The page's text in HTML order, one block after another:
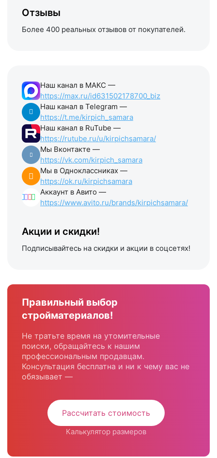
Отзывы
Более 400 реальных отзывов от покупателей.
Наш канал в МАКС —
https://max.ru/id631502178700_biz
Наш канал в Telegram —
https://t.me/kirpich_samara
Наш канал в RuTube —
https://rutube.ru/u/kirpichsamara/
Мы Вконтакте —
https://vk.com/kirpich_samara
Мы в Одноклассниках —
https://ok.ru/kirpichsamara
Аккаунт в Авито —
https://www.avito.ru/brands/kirpichsamara/
Акции и скидки!
Подписывайтесь на скидки и акции в соцсетях!
Правильный выбор
стройматериалов!
Не тратьте время на утомительные
поиски, обращайтесь к нашим
профессиональным продавцам.
Консультация бесплатна и ни к чему вас не
обязывает —
Рассчитать стоимость
Калькулятор размеров